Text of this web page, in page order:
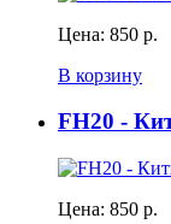
Цена: 850 р.
В корзину
FH20 -
Цена: 850 р.